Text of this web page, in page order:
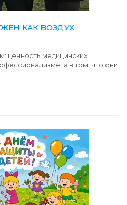
КАК ВОЗДУХ
ценность медицинских
а в том, что они